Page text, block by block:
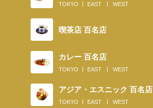
TOKYO EAST WEST
喫茶店 百名店
カレー 百名店
TOKYO EAST WEST
アジア・エスニック 百名店
TOKYO EAST WEST